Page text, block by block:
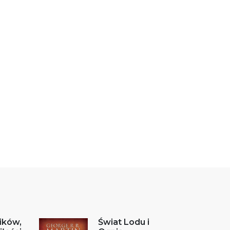
Świat Lodu i